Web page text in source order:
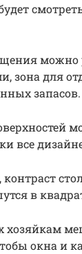
можно
зона для
запасов.
все
в
хозяйкам
окна и